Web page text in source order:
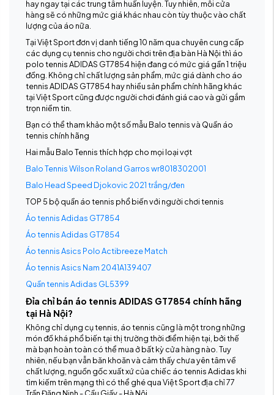
hay ngay tại các trung tâm huấn luyện. Tuy nhiên, mỗi cửa
hàng sẽ có những mức giá khác nhau còn tùy thuộc vào chất
lượng của áo nữa.
Tại Việt Sport đơn vị danh tiếng 10 năm qua chuyên cung cấp
các dụng cụ tennis cho người chơi trên địa bàn Hà Nội thì áo
polo tennis ADIDAS GT7854 hiện đang có mức giá gần 1 triệu
đồng. Không chỉ chất lượng sản phẩm, mức giá dành cho áo
tennis ADIDAS GT7854 hay nhiều sản phẩm chính hãng khác
tại Việt Sport cũng được người chơi đánh giá cao và gửi gắm
trọn niềm tin.
Bạn có thể tham khảo một số mẫu Balo tennis và Quần áo
tennis chính hãng
Hai mẫu Balo Tennis thích hợp cho mọi loại vợt
Balo Tennis Wilson Roland Garros wr8018302001
Balo Head Speed Djokovic 2021 trắng/đen
TOP 5 bộ quần áo tennis phổ biến với người chơi tennis
Áo tennis Adidas GT7854
Áo tennis Adidas GT7854
Áo tennis Asics Polo Actibreeze Match
Áo tennis Asics Nam 2041A139407
Quần tennis Adidas GL5399
Đỉa chỉ bán áo tennis ADIDAS GT7854 chính hãng
tại Hà Nội?
Không chỉ dụng cụ tennis, áo tennis cũng là một trong những
món đồ khá phổ biến tại thị trường thời điểm hiện tại, bởi thế
mà bạn hoàn toàn có thể mua ở bất kỳ cửa hàng nào. Tuy
nhiên, nếu bạn vẫn băn khoăn và cảm thấy chưa yên tâm về
chất lượng, nguồn gốc xuất xứ của chiếc áo tennis Adidas khi
tìm kiếm trên mạng thì có thể ghé qua Việt Sport địa chỉ 77